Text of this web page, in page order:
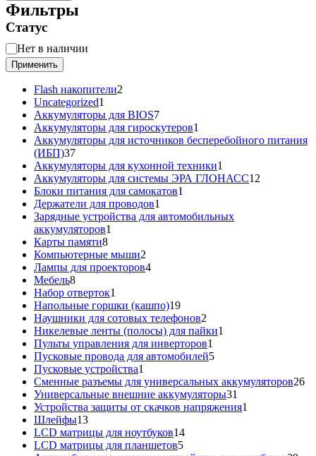
Фильтры
Статус
Статус
Нет в наличии
Применить
Flash накопители2
Uncategorized1
товар
Аккумуляторы для BIOS77
товаров
Аккумуляторы для гироскутеров1
товар
Аккумуляторы для источников бесперебойного питания
(ИБП)3737
товаров
Аккумуляторы для кухонной техники1
товар
Аккумуляторы для системы ЭРА ГЛОНАСС12
Блоки питания для самокатов1
Держатели для проводов1
товар
Зарядные устройства для автомобильных
аккумуляторов1
Карты памяти88
товаров
Компьютерные мыши2
товара
Лампы для проекторов44
Мебель88
товаров
Набор отверток1
товар
Напольные горшки (кашпо)1919
товаров
Наушники для сотовых телефонов2
товара
Никелевые ленты (полосы) для пайки1
Пульты управления для инверторов1
товар
Пусковые провода для автомобилей55
Пусковые устройства1
товар
Сменные разъемы для универсальных аккумуляторов2626
Универсальные внешние аккумуляторы31
товар
Устройства защиты от скачков напряжения1
Шлейфы1313
товаров
LCD матрицы для ноутбуков1414
LCD матрицы для планшетов55